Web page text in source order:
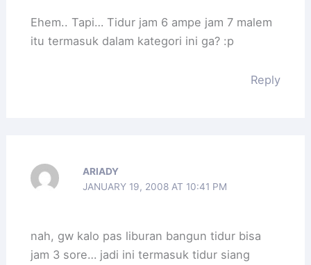
Ehem.. Tapi… Tidur jam 6 ampe jam 7 malem
itu termasuk dalam kategori ini ga? :p
Reply
ARIADY
JANUARY 19, 2008 AT 10:41 PM
nah, gw kalo pas liburan bangun tidur bisa
jam 3 sore… jadi ini termasuk tidur siang